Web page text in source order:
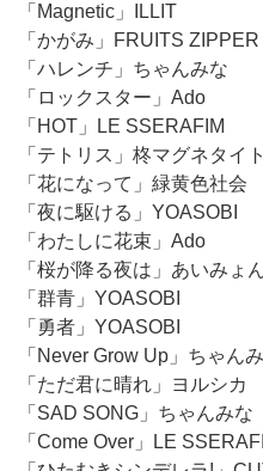
「Magnetic」ILLIT
「かがみ」FRUITS ZIPPER
「ハレンチ」ちゃんみな
「ロックスター」Ado
「HOT」LE SSERAFIM
「テトリス」柊マグネタイト
「花になって」緑黄色社会
「夜に駆ける」YOASOBI
「わたしに花束」Ado
「桜が降る夜は」あいみょ
「群青」YOASOBI
「勇者」YOASOBI
「Never Grow Up」ちゃん
「ただ君に晴れ」ヨルシカ
「SAD SONG」ちゃんみな
「Come Over」LE